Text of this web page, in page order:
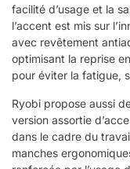
facilité d’usage et la
l’accent est mis sur
avec revêtement
optimisant la reprise
pour éviter la fatigue,
Ryobi propose aussi
version assortie
dans le cadre du
manches